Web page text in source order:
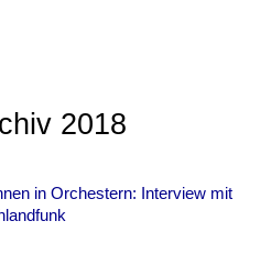
2018
in Orchestern: Interview mit